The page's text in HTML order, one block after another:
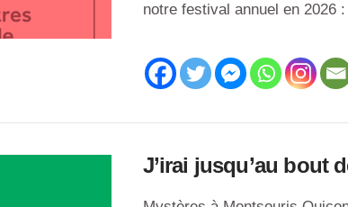
notre festival annuel en 2026
J’irai jusqu’au bout